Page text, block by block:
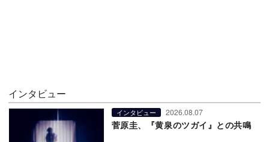
インタビュー
インタビュー 2026.08.07
菅原圭、『黄泉のツガイ』との共鳴